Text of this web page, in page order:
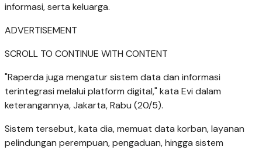
informasi, serta keluarga.
ADVERTISEMENT
SCROLL TO CONTINUE WITH CONTENT
"Raperda juga mengatur sistem data dan informasi
terintegrasi melalui platform digital," kata Evi dalam
keterangannya, Jakarta, Rabu (20/5).
Sistem tersebut, kata dia, memuat data korban, layanan
pelindungan perempuan, pengaduan, hingga sistem